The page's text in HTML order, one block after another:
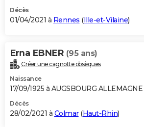
Décès
01/04/2021 à Rennes (Ille-et-Vilaine)
Erna EBNER (95 ans)
Créer une cagnotte obsèques
Naissance
17/09/1925 à AUGSBOURG ALLEMAGNE
Décès
28/02/2021 à Colmar(Haut-Rhin)